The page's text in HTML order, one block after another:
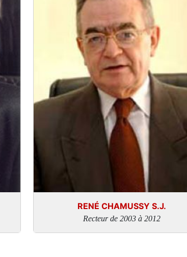
RENÉ CHAMUSSY S.J.
Recteur de 2003 à 2012